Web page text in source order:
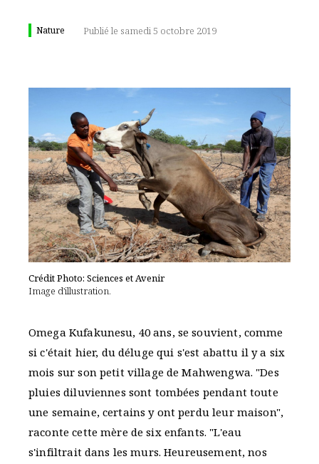
Nature Publié le samedi 5 octobre 2019
Crédit Photo: Sciences et Avenir
Image d'illustration.
Omega Kufakunesu, 40 ans, se souvient, comme
si c'était hier, du déluge qui s'est abattu il y a six
mois sur son petit village de Mahwengwa. "Des
pluies diluviennes sont tombées pendant toute
une semaine, certains y ont perdu leur maison",
raconte cette mère de six enfants. "L'eau
s'infiltrait dans les murs. Heureusement, nos